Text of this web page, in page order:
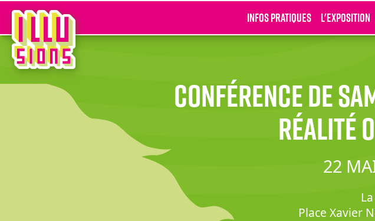
Infos pratiques L'exposition
Conférence de
réalité
22
Place Xavier